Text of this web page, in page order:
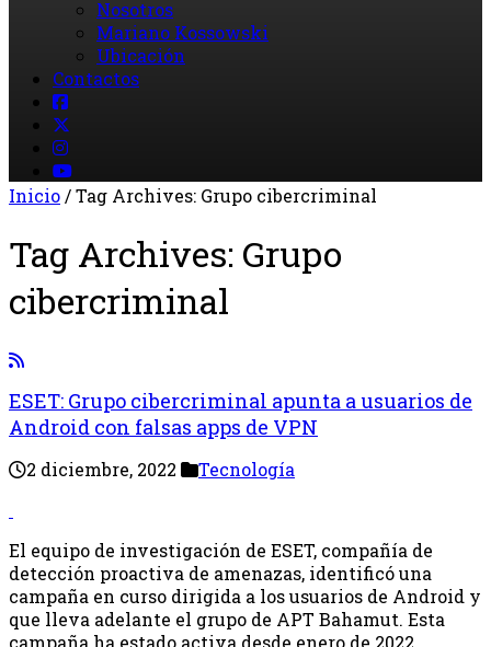
Nosotros
Mariano Kossowski
Ubicación
Contactos
Inicio/Tag Archives: Grupo cibercriminal
Tag Archives: Grupo
cibercriminal
ESET: Grupo cibercriminal apunta a usuarios de
Android con falsas apps de VPN
2 diciembre, 2022 Tecnología
El equipo de investigación de ESET, compañía de
detección proactiva de amenazas, identificó una
campaña en curso dirigida a los usuarios de Android y
que lleva adelante el grupo de APT Bahamut. Esta
campaña ha estado activa desde enero de 2022